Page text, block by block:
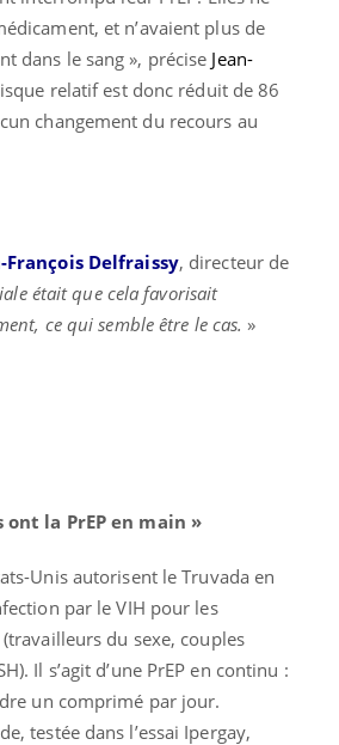
et n’avaient plus de
dans le sang », précise Jean-
relatif est donc réduit de 86
changement du recours au
François Delfraissy, directeur de
était que cela favorisait
ce qui semble être le cas. »
la PrEP en main »
Unis autorisent le Truvada en
par le VIH pour les
du sexe, couples
Il s’agit d’une PrEP en continu :
un comprimé par jour.
testée dans l’essai Ipergay,